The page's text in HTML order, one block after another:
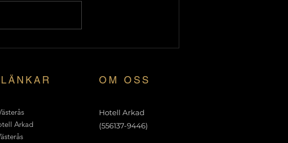
OM OSS
Arkad
Hotell Arkad
(556137-9446)